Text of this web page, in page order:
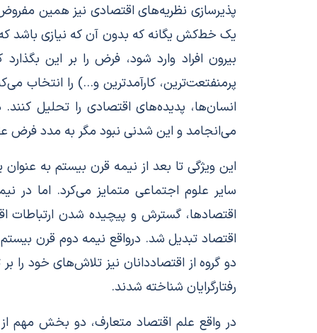
پذیر‌سازی نظریه‌های اقتصادی نیز همین
یک خط‌کش یگانه که بدون آن که نیازی باشد که
بیرون افراد وارد شود، فرض را بر این
پرمنفتعت‌ترین،‌ کارآمدترین و…) را انتخاب
انسان‌ها، پدیده‌های اقتصادی را تحلیل
می‌انجامد و این شدنی نبود مگر به مدد فرض
این ویژگی تا بعد از نیمه قرن بیستم به
سایر علوم اجتماعی متمایز می‌کرد. اما در
اقتصادها، گسترش و پیچیده شدن ارتباطات
اقتصاد تبدیل شد. درواقع نیمه دوم قرن
دو گروه از اقتصاددانان نیز تلاش‌های خود را
رفتارگرایان شناخته شدند.
در واقع علم اقتصاد متعارف، دو بخش مهم